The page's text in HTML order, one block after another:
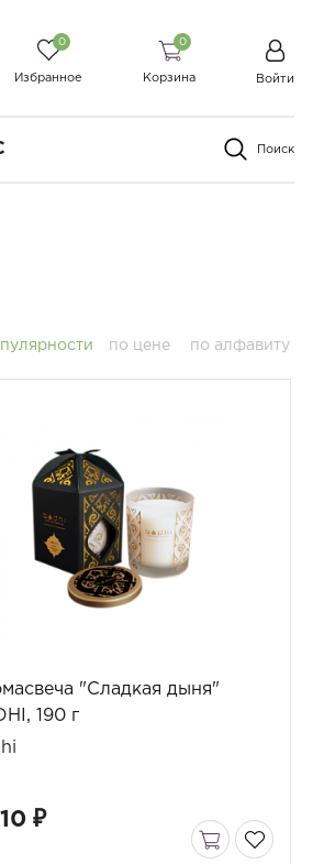
0
Избранное
0
Корзина Войти
Поиск
по цене по алфавиту
"Сладкая дыня"
190 г
₽